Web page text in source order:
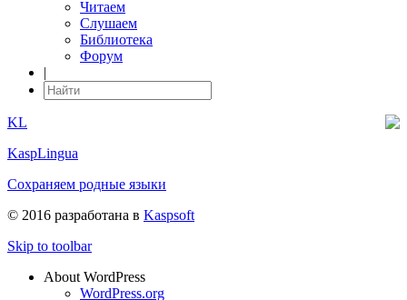
Читаем
Слушаем
Библиотека
Форум
|
KL
KaspLingua
Сохраняем родные языки
© 2016 разработана в Kaspsoft
Skip to toolbar
About WordPress
WordPress.org